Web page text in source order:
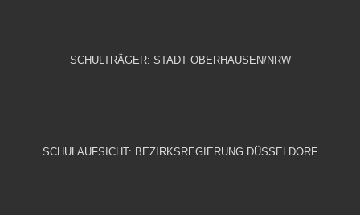
SCHULTRÄGER: STADT OBERHAUSEN/NRW
SCHULAUFSICHT: BEZIRKSREGIERUNG DÜSSELDORF